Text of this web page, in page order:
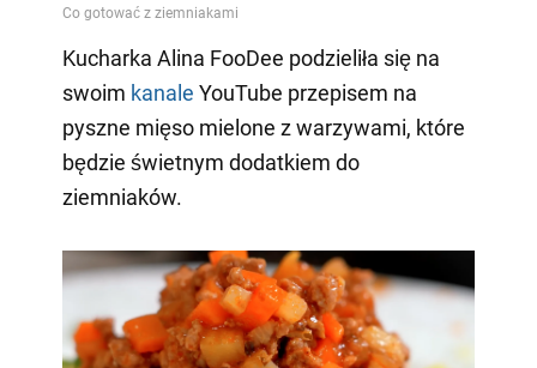
Video
Kucharka Alina FooDee podzieliła się na
swoim kanale YouTube przepisem na
pyszne mięso mielone z warzywami, które
będzie świetnym dodatkiem do
ziemniaków.